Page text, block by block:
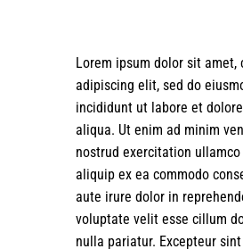
Lorem ipsum dolor sit amet,
adipiscing elit, sed do
incididunt ut labore et
aliqua. Ut enim ad minim
nostrud exercitation
aliquip ex ea commodo
aute irure dolor in
voluptate velit esse cillum
nulla pariatur. Excepteur